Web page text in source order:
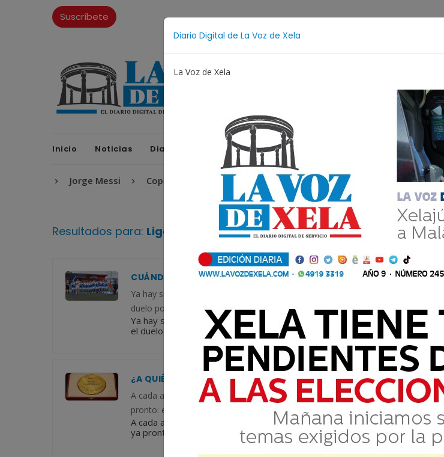
Diario Digital de La Voz de Xela
La Voz de Xela
Suscríbete
Inicio Noticias Diario Digital Opiniones La Voz de Xela Sports
Jorge Messi Copa Centroamericana Patzicía Escritura Noveno
Resultados para: Liga Mayor de Guatemala
CUÁNDO SERÁ EL ENCUENTRO POR EL ASCENSO QUE DISPUTARÁ
Ya hay sede confirmada para uno de los partidos más decisivos del futbol
duelo por el ascenso a la Liga Nacional entre Nueva Santa Rosa y
Ya hay sede confirmada para uno de los partidos más decisivos del futbol
el duelo por el ascenso a la Liga Nacional entre Nueva Santa Rosa y
¿A QUIÉN DEBERÍAN DARLE LA ORDEN MARIO CAMPOSECO?
A cada año, en el aniversario del Club Xelajú MC, según los estatutos, se
pronto: el próximo 24 de febrero se cumplir&a
A cada año, en el aniversario del Club Xelajú MC, según los estatutos, se
ya pronto: el próximo 24 de febrero se cumplir&a...